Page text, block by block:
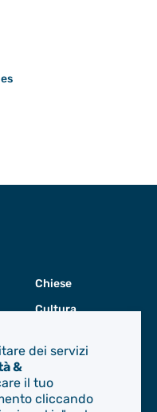
Chiese
Cultura
Leadership
dei servizi
&
il tuo
cliccando